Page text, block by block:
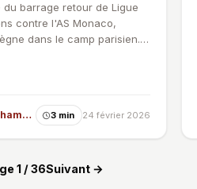
barrage retour de Ligue
contre l'AS Monaco,
dans le camp parisien.
Ligue des Champions 3 min 24 février 2026
1 / 36Suivant →